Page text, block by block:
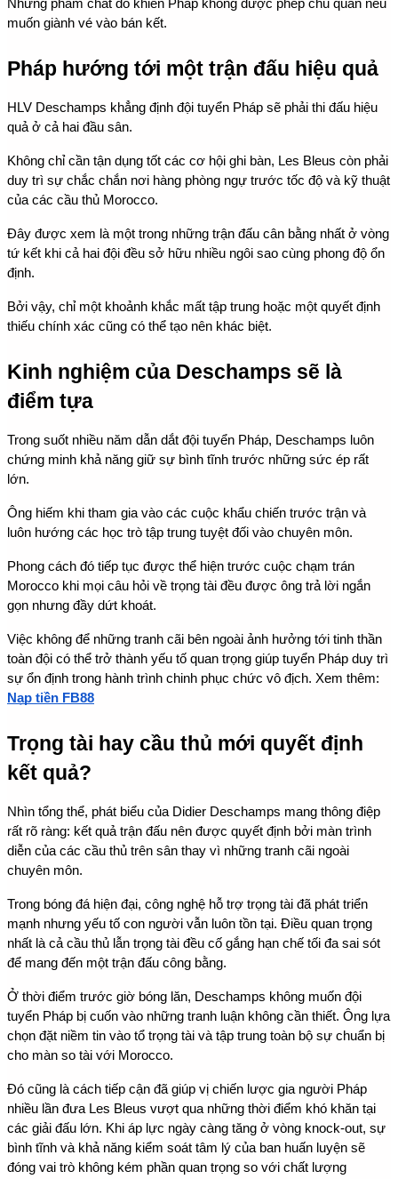
Những phẩm chất đó khiến Pháp không được phép chủ quan nếu
muốn giành vé vào bán kết.
Pháp hướng tới một trận đấu hiệu quả
HLV Deschamps khẳng định đội tuyển Pháp sẽ phải thi đấu hiệu
quả ở cả hai đầu sân.
Không chỉ cần tận dụng tốt các cơ hội ghi bàn, Les Bleus còn phải
duy trì sự chắc chắn nơi hàng phòng ngự trước tốc độ và kỹ thuật
của các cầu thủ Morocco.
Đây được xem là một trong những trận đấu cân bằng nhất ở vòng
tứ kết khi cả hai đội đều sở hữu nhiều ngôi sao cùng phong độ ổn
định.
Bởi vậy, chỉ một khoảnh khắc mất tập trung hoặc một quyết định
thiếu chính xác cũng có thể tạo nên khác biệt.
Kinh nghiệm của Deschamps sẽ là
điểm tựa
Trong suốt nhiều năm dẫn dắt đội tuyển Pháp, Deschamps luôn
chứng minh khả năng giữ sự bình tĩnh trước những sức ép rất
lớn.
Ông hiếm khi tham gia vào các cuộc khẩu chiến trước trận và
luôn hướng các học trò tập trung tuyệt đối vào chuyên môn.
Phong cách đó tiếp tục được thể hiện trước cuộc chạm trán
Morocco khi mọi câu hỏi về trọng tài đều được ông trả lời ngắn
gọn nhưng đầy dứt khoát.
Việc không để những tranh cãi bên ngoài ảnh hưởng tới tinh thần
toàn đội có thể trở thành yếu tố quan trọng giúp tuyển Pháp duy trì
Nạp tiền FB88
Trọng tài hay cầu thủ mới quyết định
kết quả?
Nhìn tổng thể, phát biểu của Didier Deschamps mang thông điệp
rất rõ ràng: kết quả trận đấu nên được quyết định bởi màn trình
diễn của các cầu thủ trên sân thay vì những tranh cãi ngoài
chuyên môn.
Trong bóng đá hiện đại, công nghệ hỗ trợ trọng tài đã phát triển
mạnh nhưng yếu tố con người vẫn luôn tồn tại. Điều quan trọng
nhất là cả cầu thủ lẫn trọng tài đều cố gắng hạn chế tối đa sai sót
để mang đến một trận đấu công bằng.
Ở thời điểm trước giờ bóng lăn, Deschamps không muốn đội
tuyển Pháp bị cuốn vào những tranh luận không cần thiết. Ông lựa
chọn đặt niềm tin vào tổ trọng tài và tập trung toàn bộ sự chuẩn bị
cho màn so tài với Morocco.
Đó cũng là cách tiếp cận đã giúp vị chiến lược gia người Pháp
nhiều lần đưa Les Bleus vượt qua những thời điểm khó khăn tại
các giải đấu lớn. Khi áp lực ngày càng tăng ở vòng knock-out, sự
bình tĩnh và khả năng kiểm soát tâm lý của ban huấn luyện sẽ
đóng vai trò không kém phần quan trọng so với chất lượng